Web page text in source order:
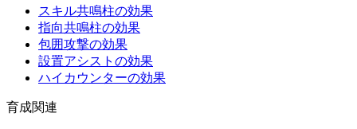
スキル共鳴柱の効果
指向共鳴柱の効果
包囲攻撃の効果
設置アシストの効果
ハイカウンターの効果
育成関連